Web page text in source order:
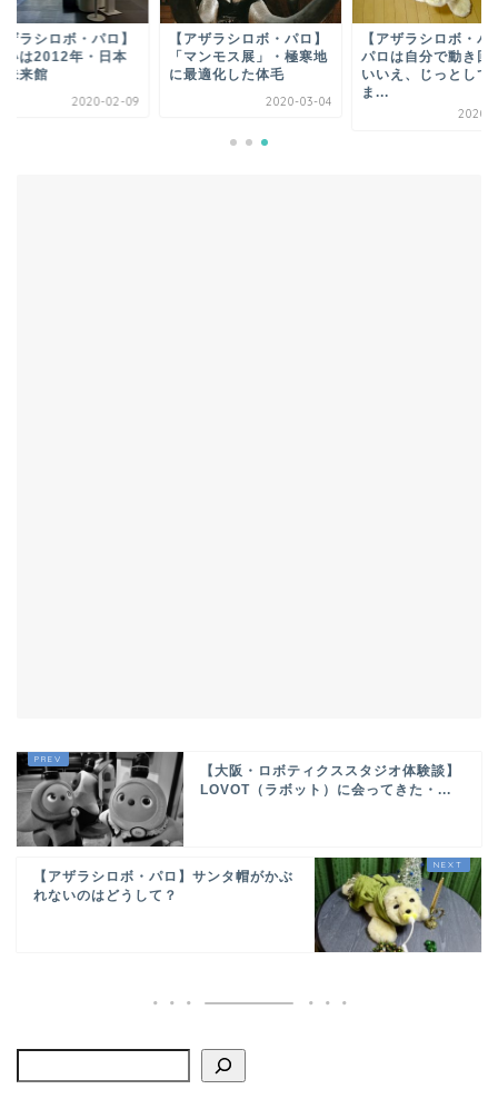
ザラシロボ・パロ】
いは2012年・日本
未来館
2020-02-09
【アザラシロボ・パロ】
「マンモス展」・極寒地
に最適化した体毛
2020-03-04
【アザラシロボ・パ
パロは自分で動き回
いいえ、じっとして
ま...
2020-
【大阪・ロボティクススタジオ体験談】
LOVOT（ラボット）に会ってきた・...
【アザラシロボ・パロ】サンタ帽がかぶ
れないのはどうして？